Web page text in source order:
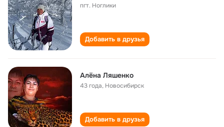
пгт. Ноглики
Добавить в друзья
Алёна Ляшенко
43 года, Новосибирск
Добавить в друзья